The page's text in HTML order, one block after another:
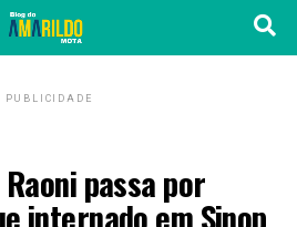
PUBLICIDADE
passa por
internado em Sinop